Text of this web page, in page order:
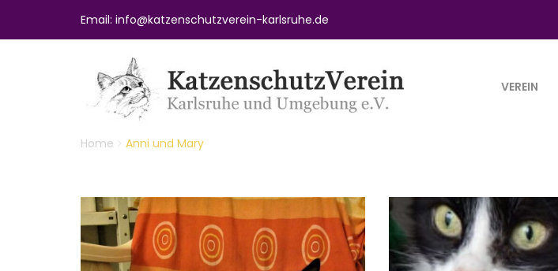
Email: info@katzenschutzverein-karlsruhe.de
VEREIN
Home Anni und Mary